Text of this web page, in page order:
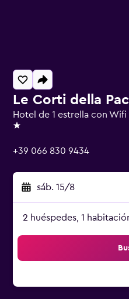
Le Corti della
Hotel de 1 estrella con Wifi
1 estrella
+39 066 830 9434
sáb. 15/8
2 huéspedes, 1